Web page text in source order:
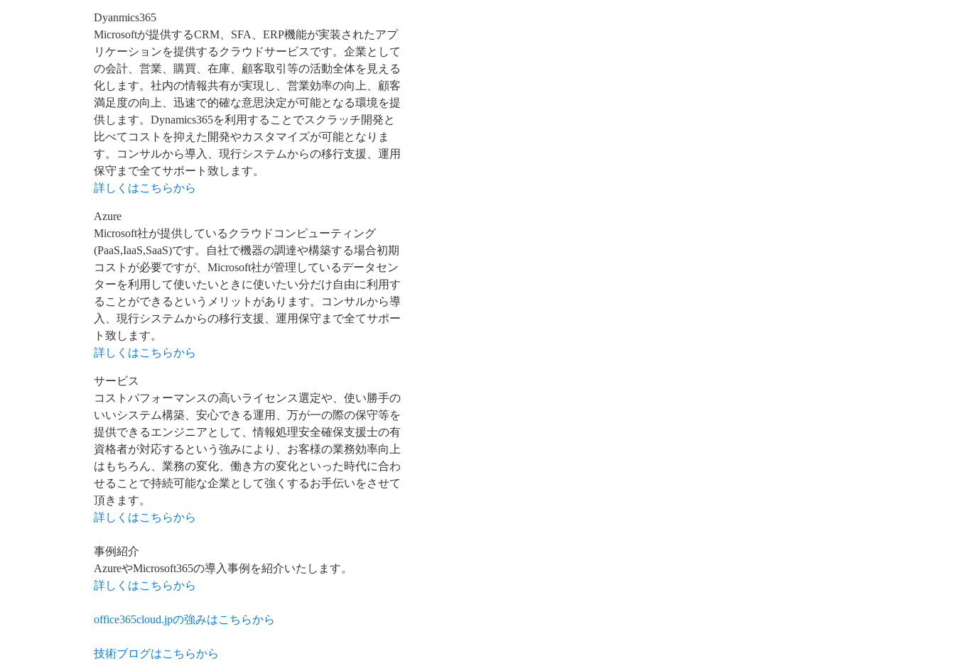
Dyanmics365
Microsoftが提供するCRM、SFA、ERP機能が実装されたアプ
リケーションを提供するクラウドサービスです。企業として
の会計、営業、購買、在庫、顧客取引等の活動全体を見える
化します。社内の情報共有が実現し、営業効率の向上、顧客
満足度の向上、迅速で的確な意思決定が可能となる環境を提
供します。Dynamics365を利用することでスクラッチ開発と
比べてコストを抑えた開発やカスタマイズが可能となりま
す。コンサルから導入、現行システムからの移行支援、運用
保守まで全てサポート致します。
詳しくはこちらから
Azure
Microsoft社が提供しているクラウドコンピューティング
(PaaS,IaaS,SaaS)です。自社で機器の調達や構築する場合初期
コストが必要ですが、Microsoft社が管理しているデータセン
ターを利用して使いたいときに使いたい分だけ自由に利用す
ることができるというメリットがあります。コンサルから導
入、現行システムからの移行支援、運用保守まで全てサポー
ト致します。
詳しくはこちらから
サービス
コストパフォーマンスの高いライセンス選定や、使い勝手の
いいシステム構築、安心できる運用、万が一の際の保守等を
提供できるエンジニアとして、情報処理安全確保支援士の有
資格者が対応するという強みにより、お客様の業務効率向上
はもちろん、業務の変化、働き方の変化といった時代に合わ
せることで持続可能な企業として強くするお手伝いをさせて
頂きます。
詳しくはこちらから
事例紹介
AzureやMicrosoft365の導入事例を紹介いたします。
詳しくはこちらから
office365cloud.jpの強みはこちらから
技術ブログはこちらから